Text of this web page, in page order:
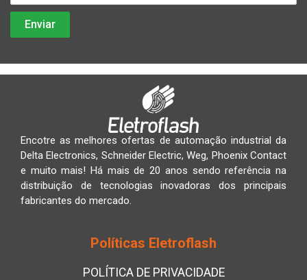
Encotre as melhores ofertas de automação industrial da
Delta Electronics, Schneider Electric, Weg, Phoenix Contact
e muito mais! Há mais de 20 anos sendo referência na
distribuição de tecnologias inovadoras dos principais
fabricantes do mercado.
Políticas Eletroflash
POLÍTICA DE PRIVACIDADE